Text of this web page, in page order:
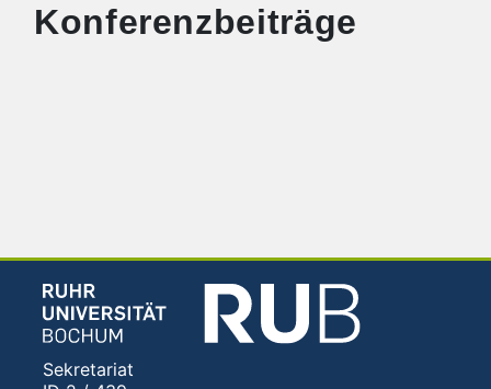
Konferenzbeiträge
Sekretariat